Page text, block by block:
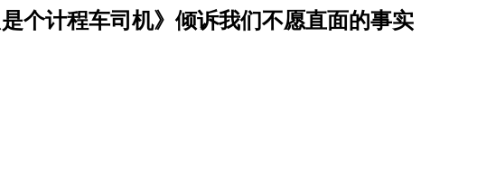
个计程车司机》倾诉我们不愿直面的事实